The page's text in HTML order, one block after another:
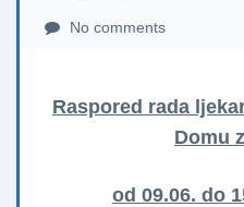
No comments
Raspored rada
Domu
od 09.06. do